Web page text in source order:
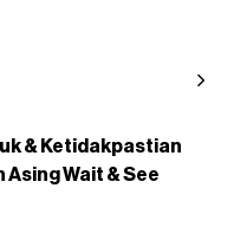
& Ketidakpastian
Asing Wait & See